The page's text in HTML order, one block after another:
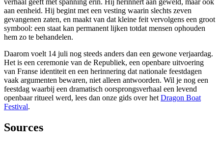
verhaal geeft met spanning erin. Hij herinnert aan geweld, maar ook
aan eenheid. Hij begint met een vesting waarin slechts zeven
gevangenen zaten, en maakt van dat kleine feit vervolgens een groot
symbool: een staat kan permanent lijken totdat mensen ophouden
hem zo te behandelen.
Daarom voelt 14 juli nog steeds anders dan een gewone verjaardag.
Het is een ceremonie van de Republiek, een openbare uitvoering
van Franse identiteit en een herinnering dat nationale feestdagen
vaak argumenten bewaren, niet alleen antwoorden. Wil je nog een
feestdag waarbij een dramatisch oorsprongsverhaal een levend
openbaar ritueel werd, lees dan onze gids over het Dragon Boat
Festival.
Sources